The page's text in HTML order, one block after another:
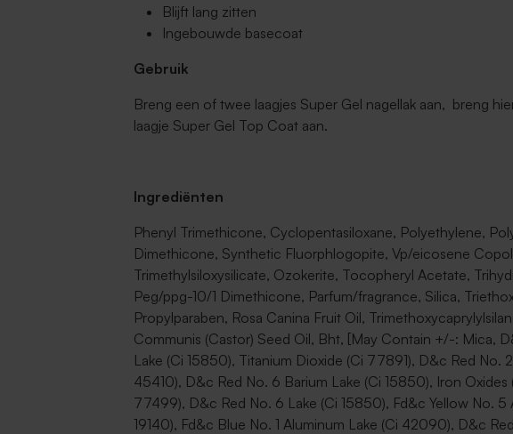
Blijft lang zitten
Ingebouwde basecoat
Gebruik
Breng een of twee laagjes Super Gel nagellak aan, breng
laagje Super Gel Top Coat aan.
Ingrediënten
Phenyl Trimethicone, Cyclopentasiloxane, Polyethylene,
Dimethicone, Synthetic Fluorphlogopite, Vp/eicosene
Trimethylsiloxysilicate, Ozokerite, Tocopheryl Acetate,
Peg/ppg-10/1 Dimethicone, Parfum/fragrance, Silica,
Propylparaben, Rosa Canina Fruit Oil,
Communis (Castor) Seed Oil, Bht, [May Contain +/-: Mica,
Lake (Ci 15850), Titanium Dioxide (Ci 77891), D&c Red No.
45410), D&c Red No. 6 Barium Lake (Ci 15850), Iron
77499), D&c Red No. 6 Lake (Ci 15850), Fd&c Yellow No. 5
19140), Fd&c Blue No. 1 Aluminum Lake (Ci 42090), D&c